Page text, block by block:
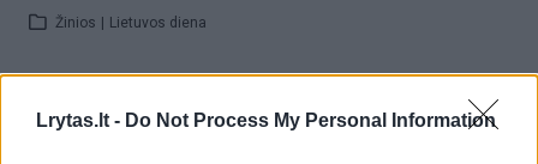
Lrytas.lt - Do Not Process My Personal Information
Žinios Lietuvos diena
Mindaugas Sinkevičius?